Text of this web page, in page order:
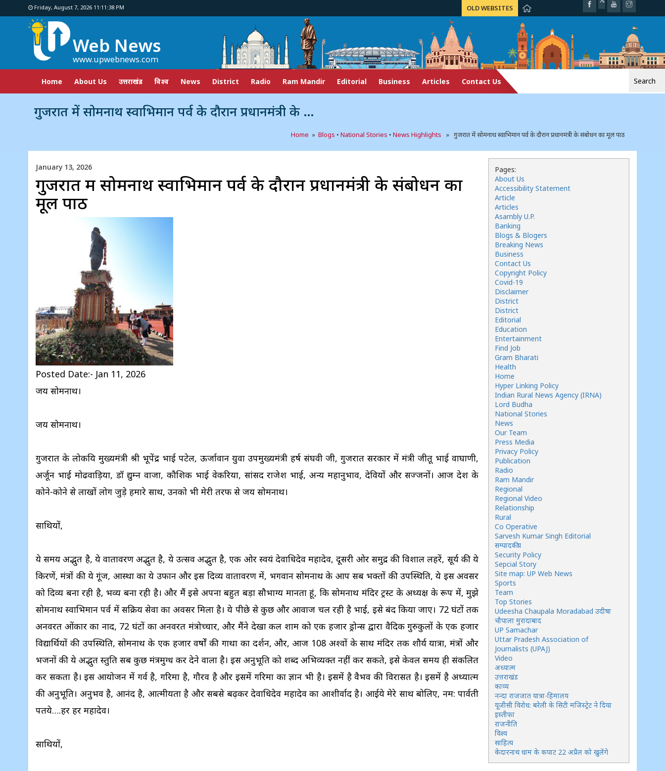
Friday, August 7, 2026 11:11:39 PM OLD WEBSITES
Web News
www.upwebnews.com
Home About Us उत्तराखंड विश्व News District Radio Ram Mandir Editorial Business Articles Contact Us
गुजरात में सोमनाथ स्वाभिमान पर्व के दौरान प्रधानमंत्री के संबोधन का मूल पाठ
Home » Blogs • National Stories • News Highlights » गुजरात में सोमनाथ स्वाभिमान पर्व के दौरान प्रधानमंत्री के संबोधन का मूल पाठ
January 13, 2026
गुजरात में सोमनाथ स्वाभिमान पर्व के दौरान प्रधानमंत्री के संबोधन का
मूल पाठ
Posted Date:- Jan 11, 2026
जय सोमनाथ।
जय सोमनाथ।
गुजरात के लोकप्रिय मुख्यमंत्री श्री भूपेंद्र भाई पटेल, ऊर्जावान युवा उपमुख्यमंत्री हर्ष संघवी जी, गुजरात सरकार में मंत्री जीतू भाई वाघाणी,
अर्जून भाई मोढवाड़िया, डॉ प्रद्युम्न वाजा, कौशिक भाई वेकरिया, सांसद राजेश भाई, अन्य महानुभाव, देवियों और सज्जनों। आज देश के
कोने-कोने से लाखों लोग जुड़े हमारे साथ, उनको भी मेरी तरफ से जय सोमनाथ।
साथियों,
ये समय अद्भुत है, ये वातावरण अद्भुत है, ये उत्सव अद्भुत है, एक ओर स्वयं देवाधिदेव महादेव, दूसरी ओर समुद्र की विशाल लहरें, सूर्य की ये
किरणें, मंत्रों की ये गूंज, आस्था का ये उफान और इस दिव्य वातावरण में, भगवान सोमनाथ के आप सब भक्तों की उपस्थिति, ये इस अवसर
को दिव्य बना रही है, भव्य बना रही है। और मैं इसे अपना बहुत बड़ा सौभाग्य मानता हूं, कि सोमनाथ मंदिर ट्रस्ट के अध्यक्ष के रूप में, मुझे
सोमनाथ स्वाभिमान पर्व में सक्रिय सेवा का अवसर मिला है। ये पीछे से कुछ और आवाज चल रही है भाई, इसे बंद किया जाए। 72 घंटों तक
अनवरत ओंकार का नाद, 72 घंटों का अनवरत मंत्रोच्चार, और मैंने देखा कल शाम को एक हजार ड्रोन्स द्वारा वैदिक गुरुकुलों के एक हजार
विद्यार्थियों की उपस्थिति, सोमनाथ के एक हजार वर्षों की गाथा का प्रदर्शन, और, आज 108 अश्वों के साथ मंदिर तक शौर्य यात्रा, मंत्रों और
भजनों की ये अद्भुत प्रस्तुति सब कुछ मंत्रमुग्ध कर देने वाला है। इस अनुभूति को शब्द अभिव्यक्त नहीं कर सकते, इसे केवल समय ही संकलित
कर सकता है। इस आयोजन में गर्व है, गरिमा है, गौरव है और इसमें गरिमा का ज्ञान भी है। इसमें है वैभव की विरासत है। इसमें है अध्यात्म
की अनुभूति। अनुभव है, आनंद है, आत्मीयता है और सबसे बढ़कर देवाधिदेव महादेव का आशीर्वाद है। आईये मेरे साथ बोलिए, नम: पार्वती
पतये….हर हर महादेव।
साथियों,
Pages:
About Us
Accessibility Statement
Article
Articles
Asambly U.P.
Banking
Blogs & Blogers
Breaking News
Business
Contact Us
Copyright Policy
Covid-19
Disclaimer
District
District
Editorial
Education
Entertainment
Find Job
Gram Bharati
Health
Home
Hyper Linking Policy
Indian Rural News Agency (IRNA)
Lord Budha
National Stories
News
Our Team
Press Media
Privacy Policy
Publication
Radio
Ram Mandir
Regional
Regional Video
Relationship
Rural
Co Operative
Sarvesh Kumar Singh Editorial
सम्पादकीय
Security Policy
Sepcial Story
Site map: UP Web News
Sports
Team
Top Stories
Udeesha Chaupala Moradabad उदीषा
चौपाला मुरादाबाद
UP Samachar
Uttar Pradesh Association of
Journalists (UPAJ)
Video
अध्यात्म
उत्तराखंड
काव्य
नन्दा राजजात यात्रा-हिमालय
यूजीसी विरोध: बरेली के सिटी मजिस्ट्रेट ने दिया
इस्तीफा
राजनीति
विश्व
साहित्य
केदारनाथ धाम के कपाट 22 अप्रैल को खुलेंगे